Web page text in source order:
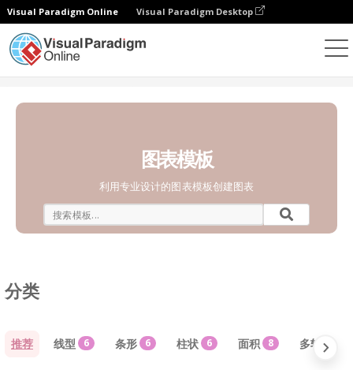
Visual Paradigm Online Visual Paradigm Desktop
图表模板
利用专业设计的图表模板创建图表
分类
推荐 线型 6 条形 6 柱状 6 面积 8 多轴